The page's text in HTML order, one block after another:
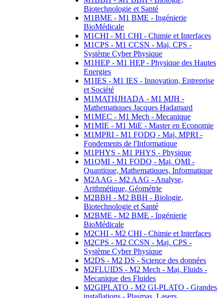
Biotechnologie et Santé
M1BME - M1 BME - Ingénierie
BioMédicale
M1CHI - M1 CHI - Chimie et Interfaces
M1CPS - M1 CCSN - Maj. CPS -
Système Cyber Physique
M1HEP - M1 HEP - Physique des Hautes
Energies
M1IES - M1 IES - Innovation, Entreprise
et Société
M1MATHJHADA - M1 MJH -
Mathematiques Jacques Hadamard
M1MEC - M1 Mech - Mecanique
M1MIE - M1 MiE - Master en Economie
M1MPRI - M1 FODQ - Maj. MPRI -
Fondements de l'Informatique
M1PHYS - M1 PHYS - Physique
M1QMI - M1 FODQ - Maj. QMI -
Quantique, Mathematiques, Informatique
M2AAG - M2 AAG - Analyse,
Arithmétique, Géométrie
M2BBH - M2 BBH - Biologie,
Biotechnologie et Santé
M2BME - M2 BME - Ingénierie
BioMédicale
M2CHI - M2 CHI - Chimie et Interfaces
M2CPS - M2 CCSN - Maj. CPS -
Système Cyber Physique
M2DS - M2 DS - Science des données
M2FLUIDS - M2 Mech - Maj. Fluids -
Mecanique des Fluides
M2GIPLATO - M2 GI-PLATO - Grandes
installations - Plasmas, Lasers,